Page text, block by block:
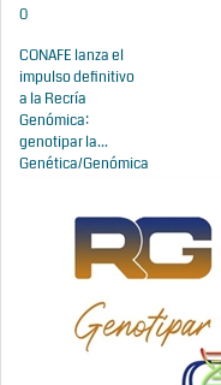
0
CONAFE lanza el
impulso definitivo
a la Recría
Genómica:
genotipar la...
Genética/Genómica